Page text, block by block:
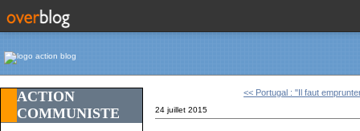
ACTION
COMMUNISTE
<< Portugal : "Il faut
24 juillet 2015